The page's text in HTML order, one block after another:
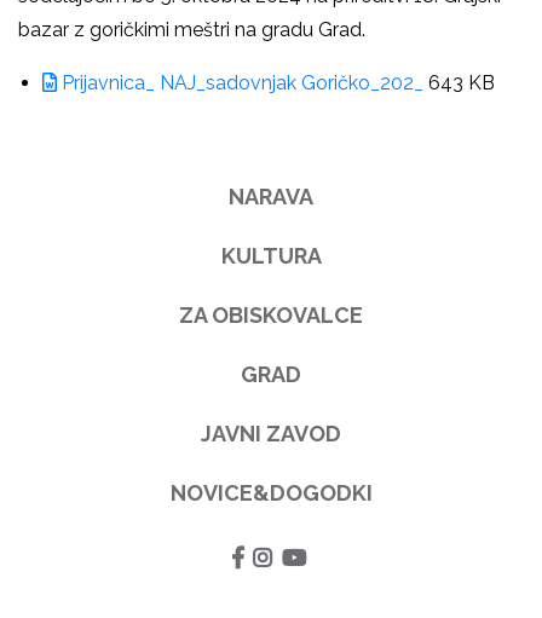
bazar z goričkimi meštri na gradu Grad.
Prijavnica_ NAJ_sadovnjak Goričko_202_ 643 KB
NARAVA
KULTURA
ZA OBISKOVALCE
GRAD
JAVNI ZAVOD
NOVICE&DOGODKI